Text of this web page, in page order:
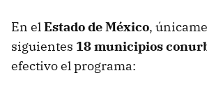
En elEstado de México,
siguientes 18 municipios
efectivo el programa: